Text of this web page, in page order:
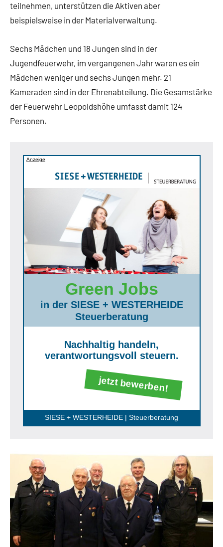
teilnehmen, unterstützen die Aktiven aber
beispielsweise in der Materialverwaltung.
Sechs Mädchen und 18 Jungen sind in der
Jugendfeuerwehr, im vergangenen Jahr waren es ein
Mädchen weniger und sechs Jungen mehr. 21
Kameraden sind in der Ehrenabteilung. Die Gesamstärke
der Feuerwehr Leopoldshöhe umfasst damit 124
Personen.
Anzeige
Green Jobs
in der SIESE + WESTERHEIDE
Steuerberatung
Nachhaltig handeln,
verantwortungsvoll steuern.
jetzt bewerben!
SIESE + WESTERHEIDE | Steuerberatung